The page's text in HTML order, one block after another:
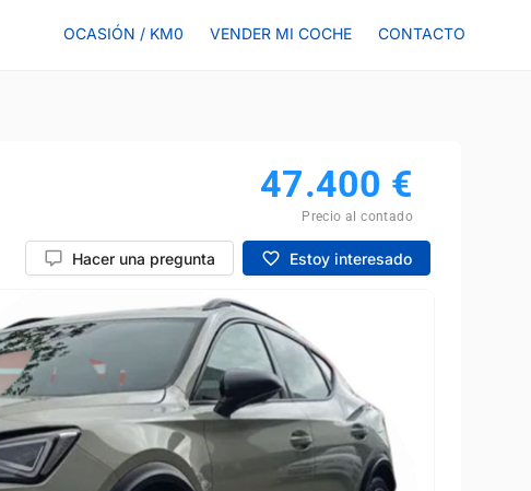
OCASIÓN / KM0 VENDER MI COCHE CONTACTO
47.400 €
Precio al contado
Hacer una pregunta Estoy interesado